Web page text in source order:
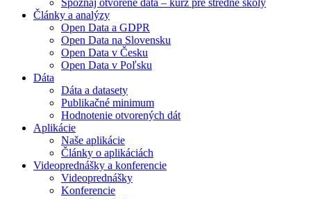
Spoznaj otvorené dáta – kurz pre stredné školy
Články a analýzy
Open Data a GDPR
Open Data na Slovensku
Open Data v Česku
Open Data v Poľsku
Dáta
Dáta a datasety
Publikačné minimum
Hodnotenie otvorených dát
Aplikácie
Naše aplikácie
Články o aplikáciách
Videoprednášky a konferencie
Videoprednášky
Konferencie